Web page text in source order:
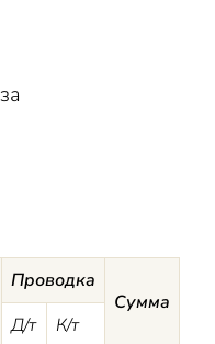
Проводка
Сумма
Д/т
К/т